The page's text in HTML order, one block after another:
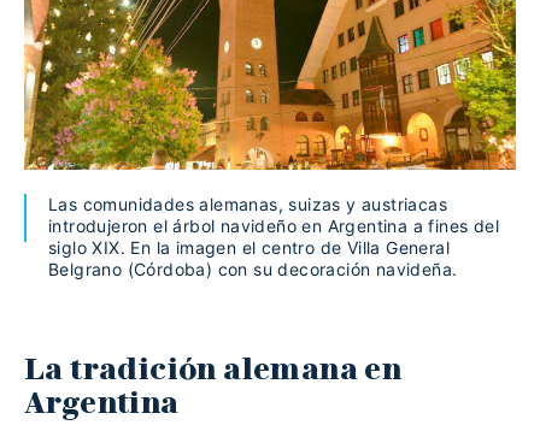
Las comunidades alemanas, suizas y austriacas
introdujeron el árbol navideño en Argentina a fines del
siglo XIX. En la imagen el centro de Villa General
Belgrano (Córdoba) con su decoración navideña.
La tradición alemana en
Argentina